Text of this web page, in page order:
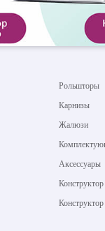
Рольшторы
Карнизы
Жалюзи
Аксессуары